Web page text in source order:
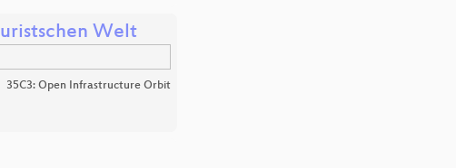
Welt
35C3: Open Infrastructure Orbit